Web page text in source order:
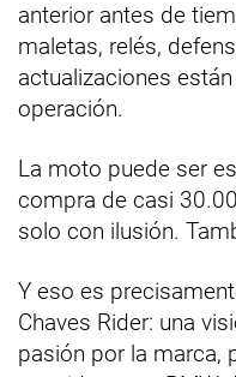
anterior antes de
maletas, relés,
actualizaciones
operación.
La moto puede ser
compra de casi
solo con ilusión.
Y eso es
Chaves Rider: una
pasión por la marca,